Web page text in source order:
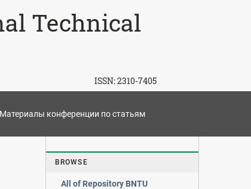
Technical
ISSN:2310-7405
Материалы конференции по статьям
BROWSE
All of Repository BNTU